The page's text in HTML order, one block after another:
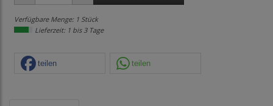
Verfügbare Menge: 1 Stück
Lieferzeit: 1 bis 3 Tage
teilen teilen